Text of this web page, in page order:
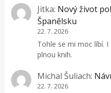
Jitka: Nový život
Španělsku
22. 7. 2026
Tohle se mi moc líbí.
plnou knih.
Michal Šuliach:
22. 7. 2026